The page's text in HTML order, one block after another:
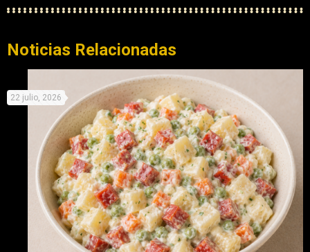
Noticias Relacionadas
22 julio, 2026